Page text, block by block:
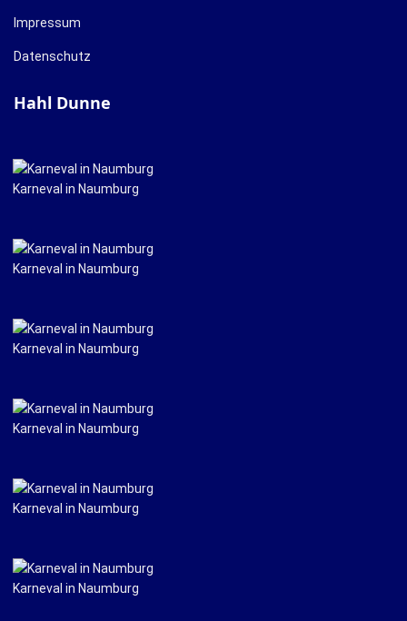
Impressum
Datenschutz
Hahl Dunne
Karneval in Naumburg
Karneval in Naumburg
Karneval in Naumburg
Karneval in Naumburg
Karneval in Naumburg
Karneval in Naumburg